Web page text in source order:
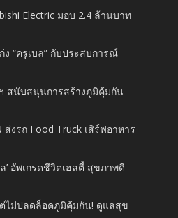
Electric มอบ 2.4 ล้านบาท
ง “ครูเบล” กับประสบการณ์
สนับสนุนการสร้างภูมิคุ้มกัน
ส่งรถ Food Truck เสิร์ฟอาหาร
’ อัพเกรดชีวิตเฮลตี้ สุขภาพดี
ไม่ปลดล็อคภูมิคุ้มกัน! ดูแลสุข